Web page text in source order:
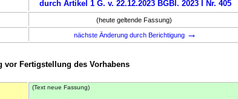
durch Artikel 1 G. v. 22.12.2023 BGBl. 2023 I Nr. 405
(heute geltende Fassung)
nächste Änderung durch Berichtigung →
vor Fertigstellung des Vorhabens
(Text neue Fassung)